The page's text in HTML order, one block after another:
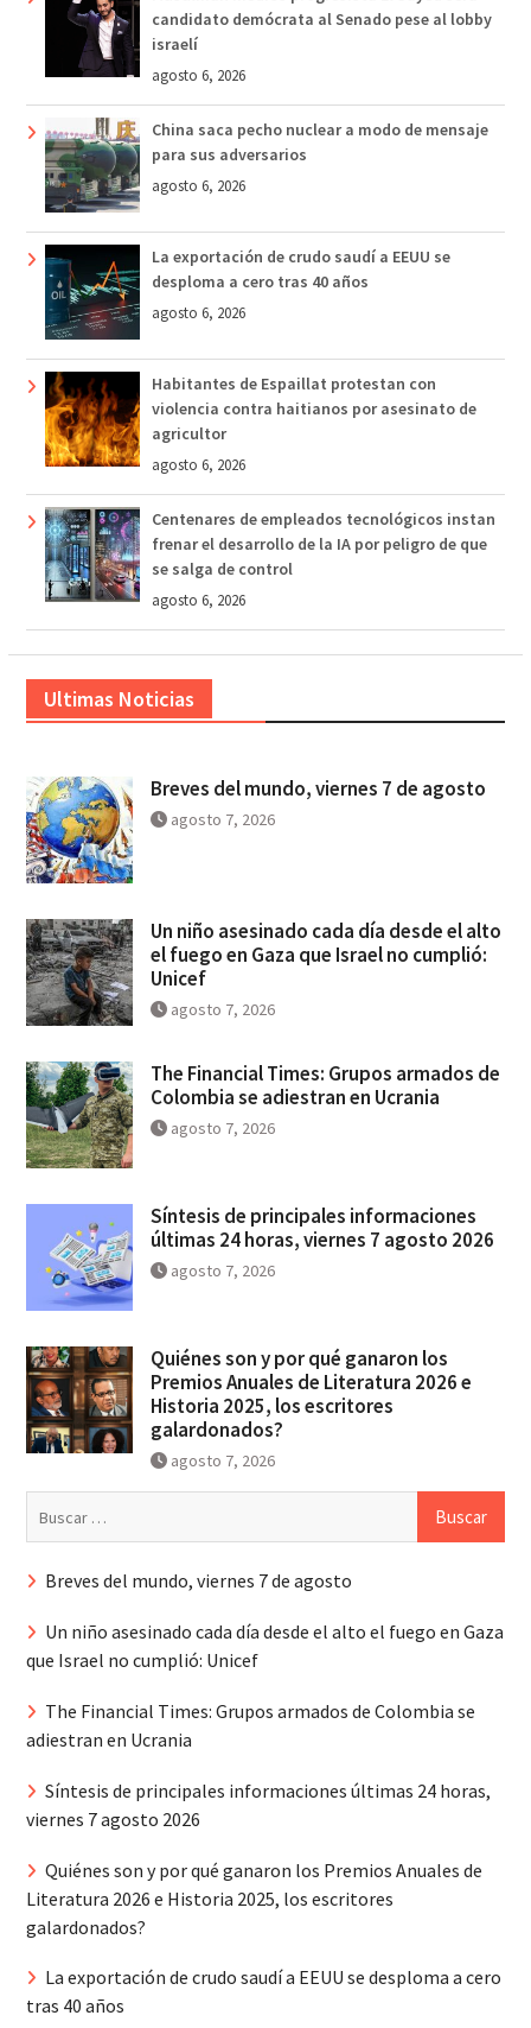
candidato demócrata al Senado pese al lobby
israelí
agosto 6, 2026
China saca pecho nuclear a modo de mensaje
para sus adversarios
agosto 6, 2026
La exportación de crudo saudí a EEUU se
desploma a cero tras 40 años
agosto 6, 2026
Habitantes de Espaillat protestan con
violencia contra haitianos por asesinato de
agricultor
agosto 6, 2026
Centenares de empleados tecnológicos instan
frenar el desarrollo de la IA por peligro de que
se salga de control
agosto 6, 2026
Ultimas Noticias
Breves del mundo, viernes 7 de agosto
agosto 7, 2026
Un niño asesinado cada día desde el alto
el fuego en Gaza que Israel no cumplió:
Unicef
agosto 7, 2026
The Financial Times: Grupos armados de
Colombia se adiestran en Ucrania
agosto 7, 2026
Síntesis de principales informaciones
últimas 24 horas, viernes 7 agosto 2026
agosto 7, 2026
Quiénes son y por qué ganaron los
Premios Anuales de Literatura 2026 e
Historia 2025, los escritores
galardonados?
agosto 7, 2026
Breves del mundo, viernes 7 de agosto
Un niño asesinado cada día desde el alto el fuego en Gaza
que Israel no cumplió: Unicef
The Financial Times: Grupos armados de Colombia se
adiestran en Ucrania
Síntesis de principales informaciones últimas 24 horas,
viernes 7 agosto 2026
Quiénes son y por qué ganaron los Premios Anuales de
Literatura 2026 e Historia 2025, los escritores
galardonados?
La exportación de crudo saudí a EEUU se desploma a cero
tras 40 años